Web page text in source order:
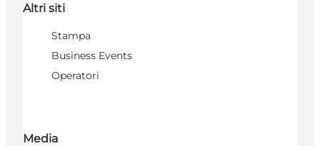
Altri siti
Stampa
Business Events
Operatori
Media